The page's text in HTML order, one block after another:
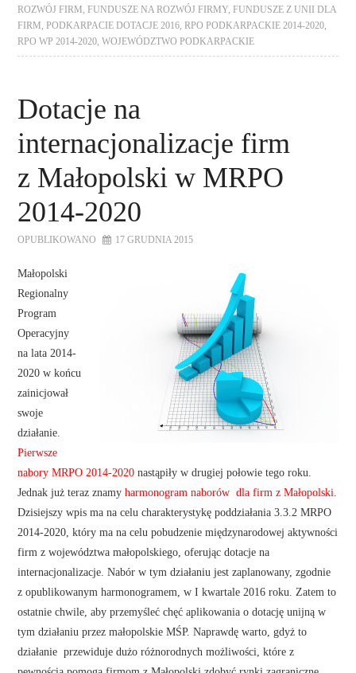
ROZWÓJ FIRM
FUNDUSZE NA ROZWÓJ FIRMY
FUNDUSZE Z UNII DLA
FIRM
PODKARPACIE DOTACJE 2016 RPO PODKARPACKIE 2014-2020
RPO WP 2014-2020 WOJEWÓDZTWO PODKARPACKIE
Dotacje na
internacjonalizacje firm
z Małopolski w MRPO
2014-2020
OPUBLIKOWANO 17 GRUDNIA 2015
Małopolski
Regionalny
Program
Operacyjny
na lata 2014-
2020 w końcu
zainicjował
swoje
działanie.
Pierwsze
nabory MRPO 2014-2020 nastąpiły w drugiej połowie tego roku.
Jednak już teraz znamyharmonogram naborów dla firm z Małopolski.
Dzisiejszy wpis ma na celu charakterystykę poddziałania 3.3.2 MRPO
2014-2020, który ma na celu pobudzenie międzynarodowej aktywności
firm z województwa małopolskiego, oferując dotacje na
internacjonalizacje. Nabór w tym działaniu jest zaplanowany, zgodnie
z opublikowanym harmonogramem, w I kwartale 2016 roku. Zatem to
ostatnie chwile, aby przemyśleć chęć aplikowania o dotację unijną w
tym działaniu przez małopolskie MŚP. Naprawdę warto, gdyż to
działanie przewiduje dużo różnorodnych możliwości, które z